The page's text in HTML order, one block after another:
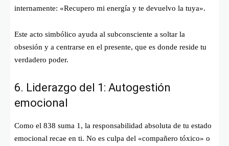
internamente: «Recupero mi energía y te devuelvo la tuya».
Este acto simbólico ayuda al subconsciente a soltar la
obsesión y a centrarse en el presente, que es donde reside tu
verdadero poder.
6. Liderazgo del 1: Autogestión
emocional
Como el 838 suma 1, la responsabilidad absoluta de tu estado
emocional recae en ti. No es culpa del «compañero tóxico» o